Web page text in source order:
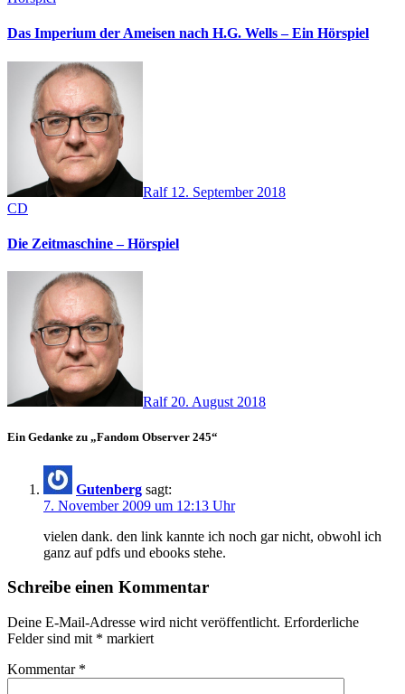
Das Imperium der Ameisen nach H.G. Wells – Ein Hörspiel
Ralf 12. September 2018
CD
Die Zeitmaschine – Hörspiel
Ralf 20. August 2018
Ein Gedanke zu „Fandom Observer 245“
Gutenberg sagt:
7. November 2009 um 12:13 Uhr
vielen dank. den link kannte ich noch gar nicht, obwohl ich
ganz auf pdfs und ebooks stehe.
Schreibe einen Kommentar
Deine E-Mail-Adresse wird nicht veröffentlicht. Erforderliche
Felder sind mit * markiert
Kommentar *